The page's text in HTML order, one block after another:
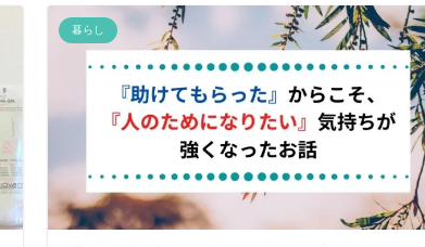
暮らし